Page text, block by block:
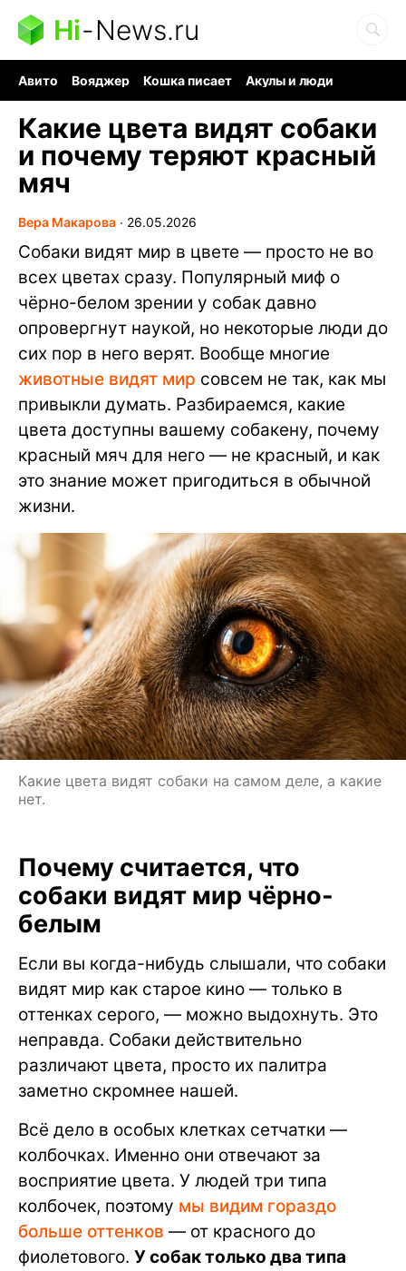
Hi-News.ru
Авито Вояджер Кошка писает
Акулы и люди
Какие цвета видят собаки
и почему теряют красный
мяч
Вера Макарова ∙ 26.05.2026
Собаки видят мир в цвете — просто не во
всех цветах сразу. Популярный миф о
чёрно-белом зрении у собак давно
опровергнут наукой, но некоторые люди до
сих пор в него верят. Вообще многие
животные видят мир совсем не так, как мы
привыкли думать. Разбираемся, какие
цвета доступны вашему собакену, почему
красный мяч для него — не красный, и как
это знание может пригодиться в обычной
жизни.
Какие цвета видят собаки на самом деле, а какие
нет.
Почему считается, что
собаки видят мир чёрно-
белым
Если вы когда-нибудь слышали, что собаки
видят мир как старое кино — только в
оттенках серого, — можно выдохнуть. Это
неправда. Собаки действительно
различают цвета, просто их палитра
заметно скромнее нашей.
Всё дело в особых клетках сетчатки —
колбочках. Именно они отвечают за
восприятие цвета. У людей три типа
колбочек, поэтому мы видим гораздо
больше оттенков — от красного до
фиолетового. У собак только два типа